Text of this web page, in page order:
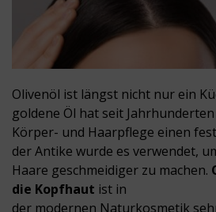
Olivenöl ist längst nicht nur ein
goldene Öl hat seit
Körper- und Haarpflege einen
der Antike wurde es verwendet,
Haare geschmeidiger zu machen.
die Kopfhaut ist in
der modernen Naturkosmetik